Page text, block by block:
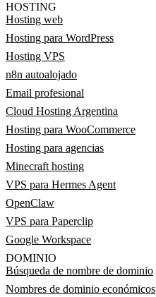
HOSTING
Hosting web
Hosting para WordPress
Hosting VPS
n8n autoalojado
Email profesional
Cloud Hosting Argentina
Hosting para WooCommerce
Hosting para agencias
Minecraft hosting
VPS para Hermes Agent
OpenClaw
VPS para Paperclip
Google Workspace
DOMINIO
Búsqueda de nombre de dominio
Nombres de dominio económicos